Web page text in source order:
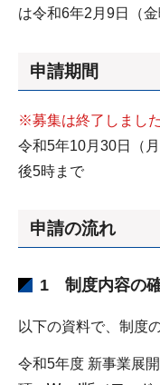
は令和6年2月9日（
申請期間
※募集は終了しました
令和5年10月30日（
後5時まで
申請の流れ
1 制度内容の
以下の資料で、制度
令和5年度 新事業展